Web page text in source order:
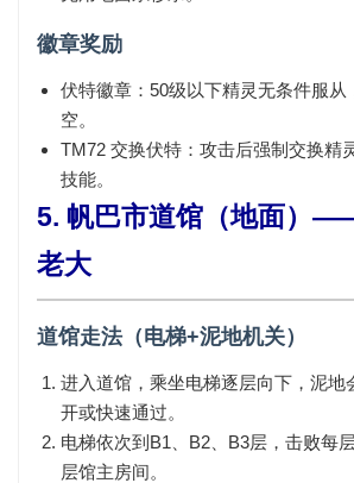
徽章奖励
伏特徽章 ：50级以下精灵无条件服
空。
TM72 交换伏特 ：攻击后强制交换精
技能。
5. 帆巴市道馆（地面）
老大
道馆走法（电梯+泥地机关）
进入道馆，乘坐电梯逐层向下，泥地
开或快速通过。
电梯依次到B1、B2、B3层，击败每
层馆主房间。